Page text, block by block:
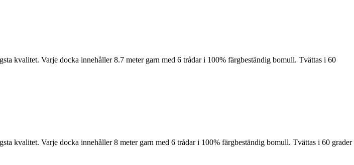
kvalitet. Varje docka innehåller 8.7 meter garn med 6 trådar i 100% färgbeständig bomull. Tvättas i 60
kvalitet. Varje docka innehåller 8 meter garn med 6 trådar i 100% färgbeständig bomull. Tvättas i 60 grader